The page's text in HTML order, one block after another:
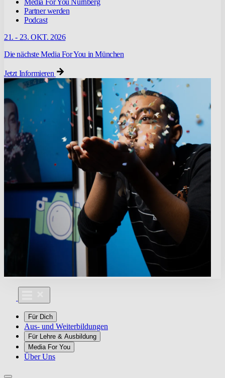
Media For You Nürnberg
Partner werden
Podcast
21. - 23. OKT. 2026
Die nächste Media For You in München
Jetzt Informieren
Für Dich
Aus- und Weiterbildungen
Für Lehre & Ausbildung
Media For You
Über Uns